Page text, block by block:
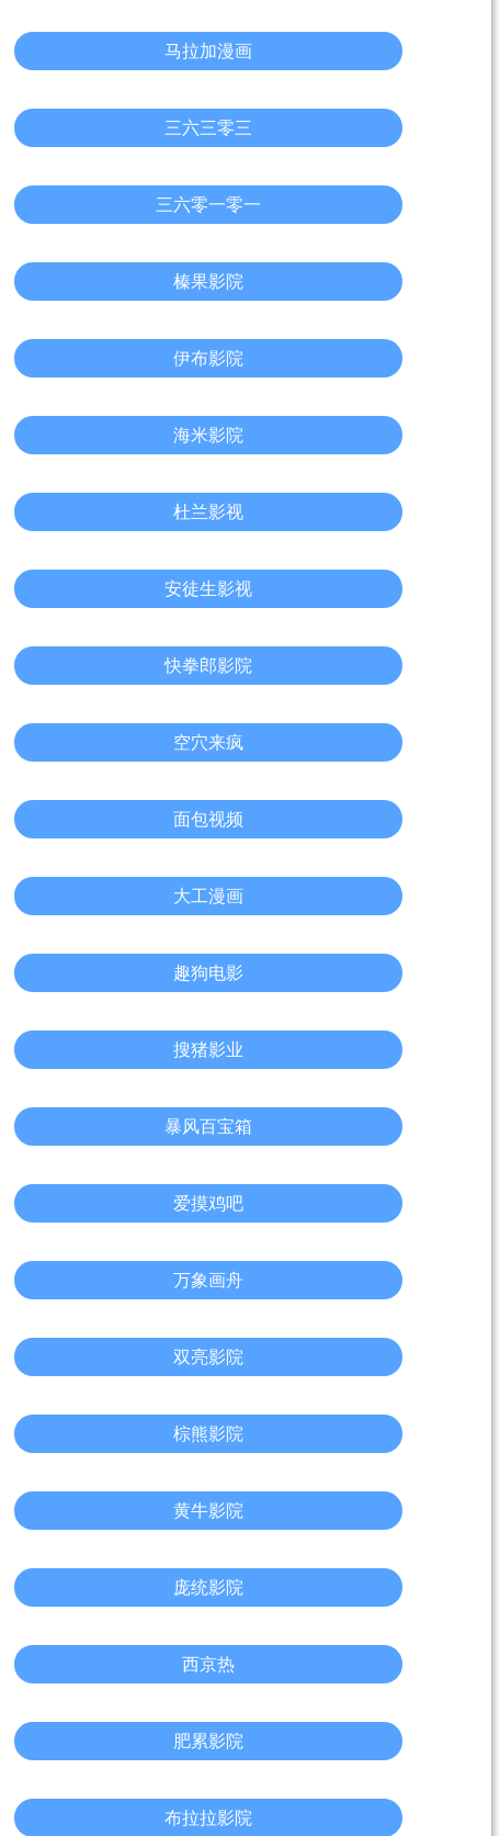
马拉加漫画
三六三零三
三六零一零一
榛果影院
伊布影院
海米影院
杜兰影视
安徒生影视
快拳郎影院
空穴来疯
面包视频
大工漫画
趣狗电影
搜猪影业
暴风百宝箱
爱摸鸡吧
万象画舟
双亮影院
棕熊影院
黄牛影院
庞统影院
西京热
肥累影院
布拉拉影院